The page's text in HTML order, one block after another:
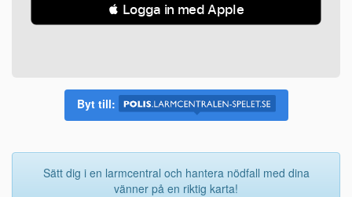
 Logga in med Apple
Byt till:
Sätt dig i en larmcentral och hantera nödfall med dina
vänner på en riktig karta!